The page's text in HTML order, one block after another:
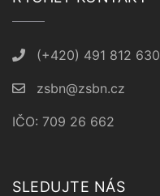
(+420) 491 812 630
zsbn@zsbn.cz
IČO: 709 26 662
SLEDUJTE NÁS